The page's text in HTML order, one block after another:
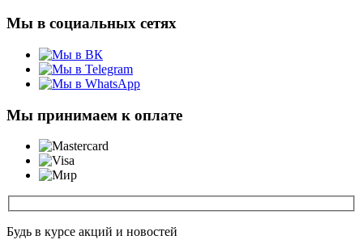
Мы в социальных сетях
Мы принимаем к оплате
Будь в курсе акций и новостей